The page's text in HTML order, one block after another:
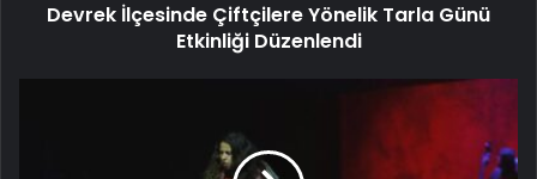
Devrek İlçesinde Çiftçilere Yönelik Tarla Günü
Etkinliği Düzenlendi